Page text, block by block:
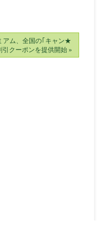
アム、全国の｢キャン★
引クーポンを提供開始 »